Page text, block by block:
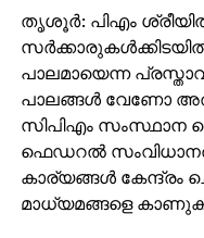
തൃശൂർ: പിഎം
പാലമായെന്ന
പാലങ്ങള്‍ വേണോ
സിപിഎം സംസ്ഥാന
ഫെഡറല്‍
കാര്യങ്ങള്‍
മാധ്യമങ്ങളെ